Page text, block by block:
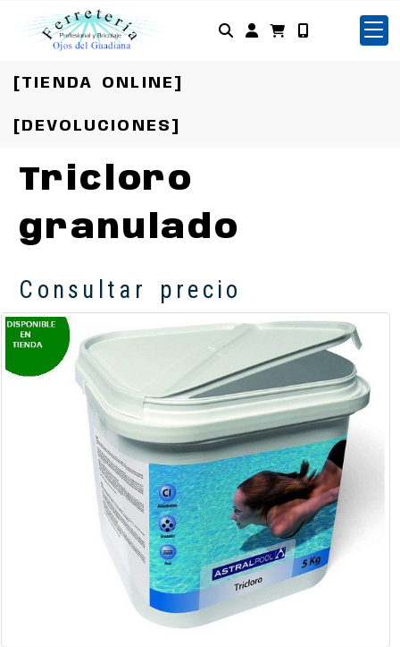
Identifícate
[TIENDA ONLINE]
[DEVOLUCIONES]
Tricloro
granulado
Consultar precio